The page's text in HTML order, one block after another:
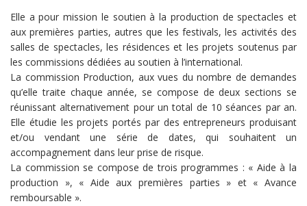
Elle a pour mission le soutien à la production de spectacles et
aux premières parties, autres que les festivals, les activités des
salles de spectacles, les résidences et les projets soutenus par
les commissions dédiées au soutien à l’international.
La commission Production, aux vues du nombre de demandes
qu’elle traite chaque année, se compose de deux sections se
réunissant alternativement pour un total de 10 séances par an.
Elle étudie les projets portés par des entrepreneurs produisant
et/ou vendant une série de dates, qui souhaitent un
accompagnement dans leur prise de risque.
La commission se compose de trois programmes : « Aide à la
production », « Aide aux premières parties » et « Avance
remboursable ».